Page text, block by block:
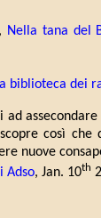
Nella tana del
biblioteca dei
così
nuove
Adso, Jan. 10th